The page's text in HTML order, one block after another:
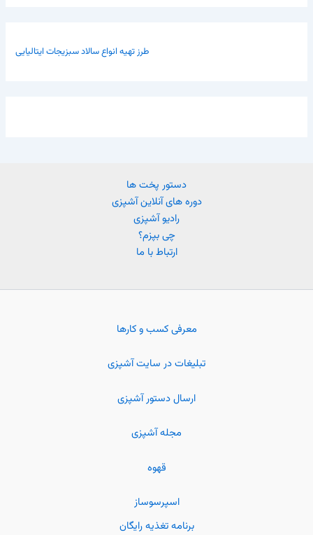
طرز تهیه انواع سالاد سبزیجات ایتالیایی
دستور پخت ها
دوره های آنلاین آشپزی
رادیو آشپزی
چی بپزم؟
ارتباط با ما
معرفی کسب و کارها
تبلیغات در سایت آشپزی
ارسال دستور آشپزی
مجله آشپزی
قهوه
اسپرسوساز
برنامه تغذیه رایگان